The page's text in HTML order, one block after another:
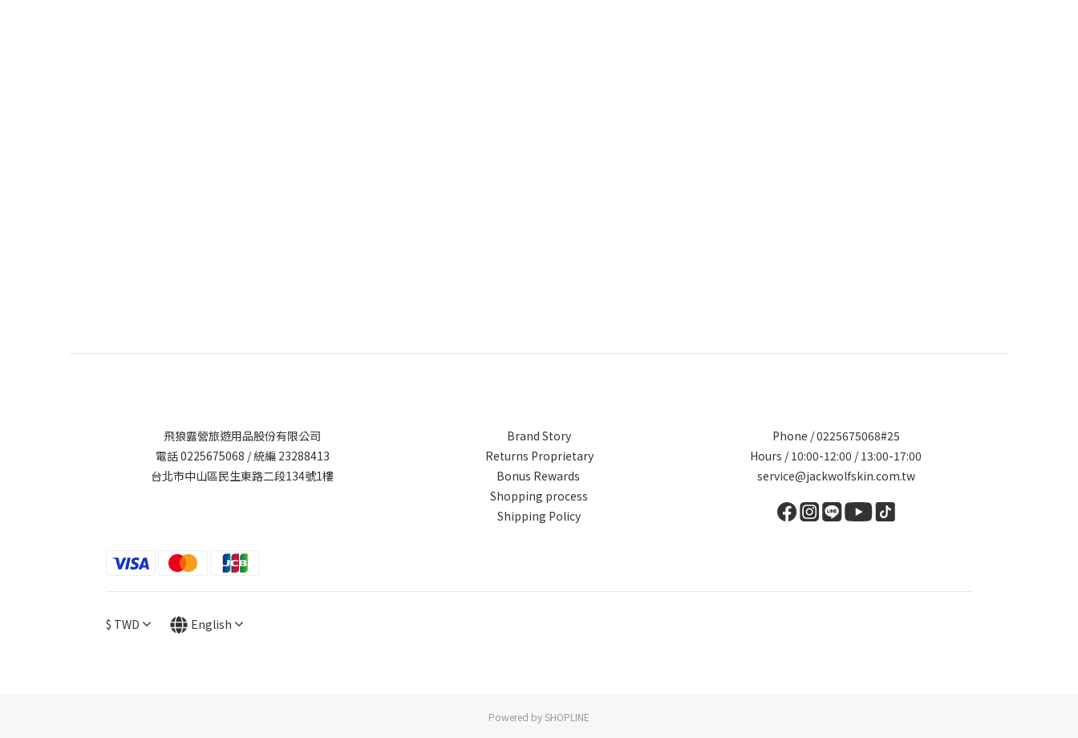
飛狼露營旅遊用品股份有限公司
電話 0225675068 / 統編 23288413
台北市中山區民生東路二段134號1樓
Brand Story
Returns Proprietary
Bonus Rewards
Shopping process
Shipping Policy
Phone / 0225675068#25
Hours / 10:00-12:00 / 13:00-17:00
service@jackwolfskin.com.tw
$ TWD English
Powered by SHOPLINE